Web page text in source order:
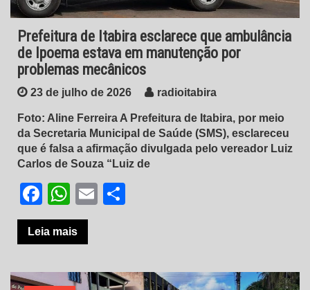
Prefeitura de Itabira esclarece que ambulância
de Ipoema estava em manutenção por
problemas mecânicos
23 de julho de 2026 radioitabira
Foto: Aline Ferreira A Prefeitura de Itabira, por meio
da Secretaria Municipal de Saúde (SMS), esclareceu
que é falsa a afirmação divulgada pelo vereador Luiz
Carlos de Souza “Luiz de
Facebook
WhatsApp
Email
Leia mais